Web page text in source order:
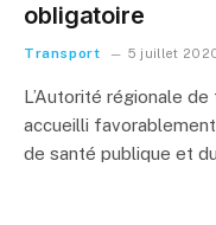
obligatoire
Transport 5 juillet
L’Autorité régionale
accueilli favorablement
de santé publique et